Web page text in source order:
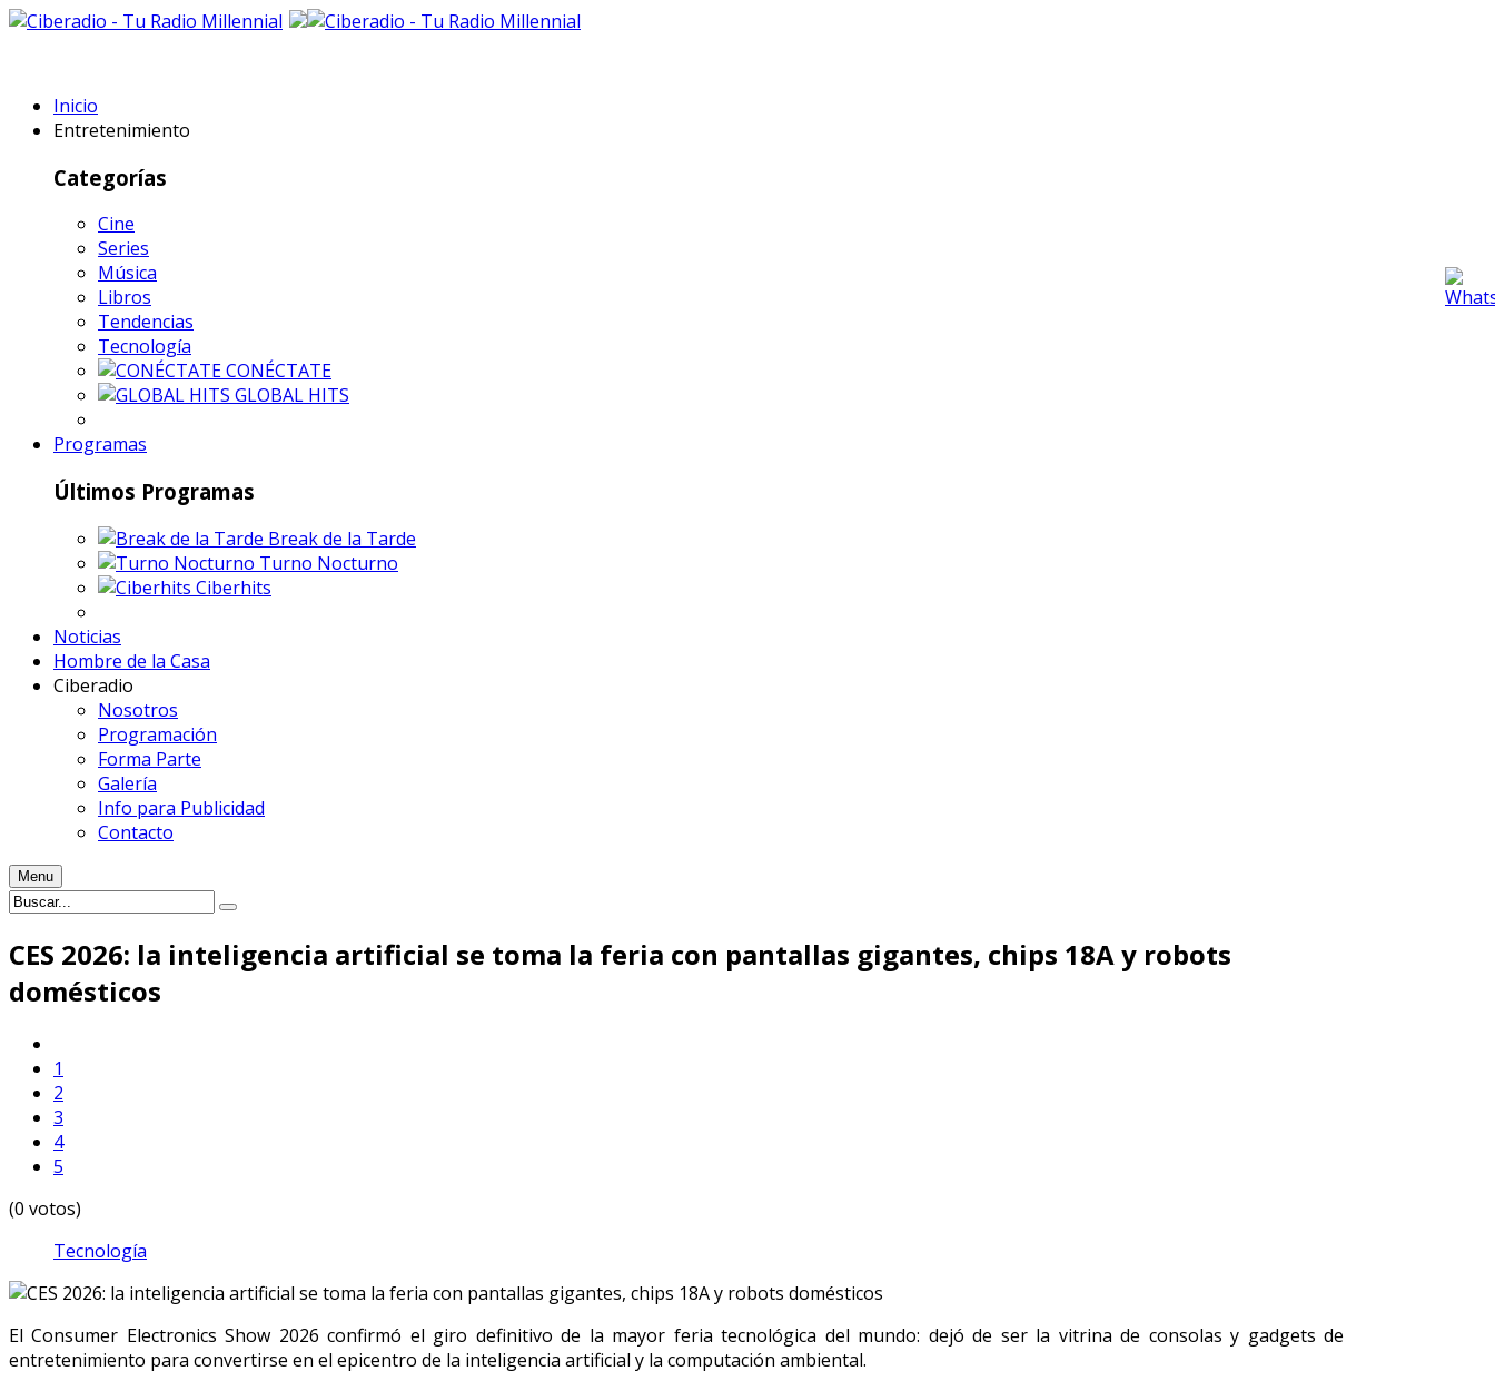
Inicio
Entretenimiento
Categorías
Cine
Series
Música
Libros
Tendencias
Tecnología
CONÉCTATE
GLOBAL HITS
Programas
Últimos Programas
Break de la Tarde
Turno Nocturno
Ciberhits
Noticias
Hombre de la Casa
Ciberadio
Nosotros
Programación
Forma Parte
Galería
Info para Publicidad
Contacto
Menu
CES 2026: la inteligencia artificial se toma la feria con pantallas gigantes, chips 18A y robots
domésticos
1
2
3
4
5
(0 votos)
Tecnología
El Consumer Electronics Show 2026 confirmó el giro definitivo de la mayor feria tecnológica del mundo: dejó de ser la vitrina de consolas y gadgets de
entretenimiento para convertirse en el epicentro de la inteligencia artificial y la computación ambiental.